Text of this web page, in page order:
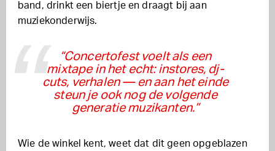
band, drinkt een biertje en draagt bij aan
muziekonderwijs.
“Concertofest voelt als een
mixtape in het echt: instores, dj-
cuts, verhalen — en aan het einde
steun je ook nog de volgende
generatie muzikanten.”
Wie de winkel kent, weet dat dit geen opgeblazen